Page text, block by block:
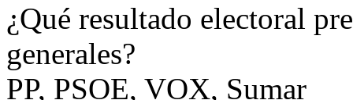
¿Qué resultado electoral
generales?
PP, PSOE, VOX, Sumar